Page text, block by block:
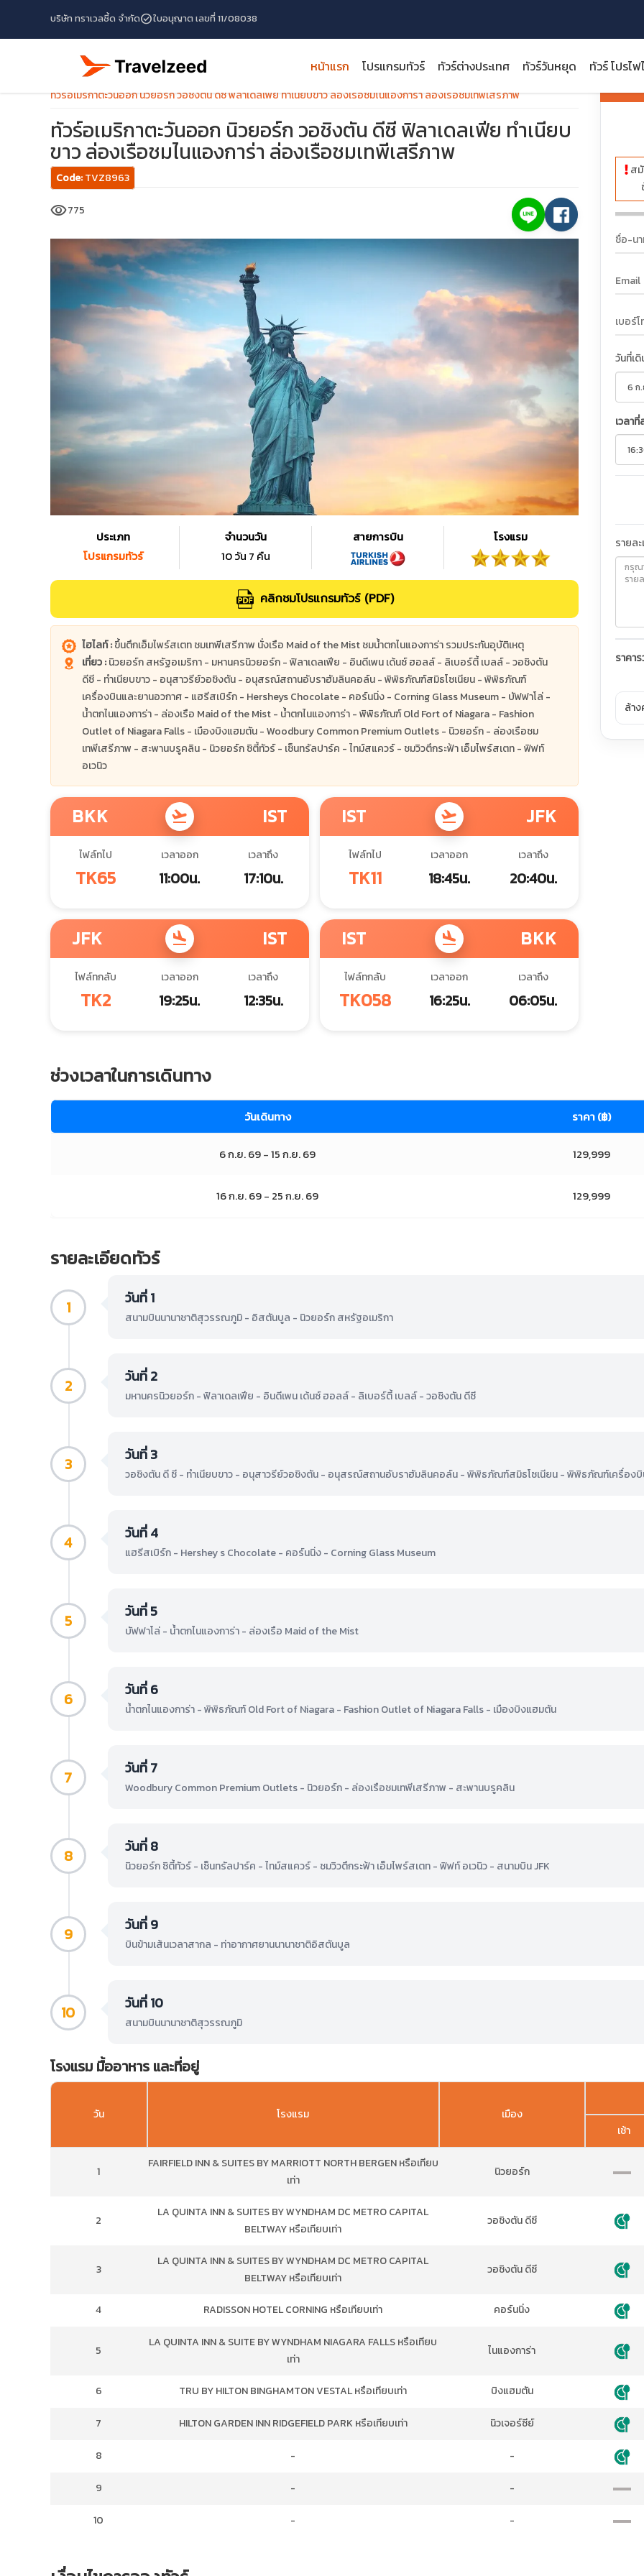
บริษัท ทราเวลซี้ด จำกัดcheck_circleใบอนุญาต เลขที่ 11/08038
หน้าแรก โปรแกรมทัวร์ ทัวร์ต่างประเทศ ทัวร์วันหยุด ทัวร์ โปรไ
หน้าแรก โปรแกรมทัวร์
ทัวร์สหรัฐอเมริกา
ทัวร์อเมริกาตะวันออก นิวยอร์ก วอชิงตัน ดีซี ฟิลาเดลเฟีย ทำเนียบขาว ล่องเรือชมไนแองการ่า ล่องเรือชมเทพีเสรีภาพ
ทัวร์อเมริกาตะวันออก นิวยอร์ก วอชิงตัน ดีซี ฟิลาเดลเฟีย ทำเนียบ
ขาว ล่องเรือชมไนแองการ่า ล่องเรือชมเทพีเสรีภาพ
Code:TVZ8963
visibility775
ประเภท
โปรแกรมทัวร์
จำนวนวัน
10 วัน 7 คืน
สายการบิน โรงแรม
คลิกชมโปรแกรมทัวร์ (PDF)
ไฮไลท์ :ขึ้นตึกเอ็มไพร์สเตท ชมเทพีเสรีภาพ นั่งเรือ Maid of the Mist ชมน้ำตกไนแองการ่า รวมประกันอุบัติเหตุ
เที่ยว :นิวยอร์ก สหรัฐอเมริกา - มหานครนิวยอร์ก - ฟิลาเดลเฟีย - อินดีเพน เด้นซ์ ฮอลล์ - ลิเบอร์ตี้ เบลล์ - วอชิงตัน
ดีซี - ทำเนียบขาว - อนุสาวรีย์วอชิงตัน - อนุสรณ์สถานอับราฮัมลินคอล์น - พิพิธภัณฑ์สมิธโซเนียน - พิพิธภัณฑ์
เครื่องบินและยานอวกาศ - แฮรีสเบิร์ก - Hersheys Chocolate - คอร์นนิ่ง - Corning Glass Museum - บัฟฟาโล่ -
น้ำตกไนแองการ่า - ล่องเรือ Maid of the Mist - น้ำตกไนแองการ่า - พิพิธภัณฑ์ Old Fort of Niagara - Fashion
Outlet of Niagara Falls - เมืองบิงแฮมตัน - Woodbury Common Premium Outlets - นิวยอร์ก - ล่องเรือชม
เทพีเสรีภาพ - สะพานบรูคลิน - นิวยอร์ก ซิตี้ทัวร์ - เซ็นทรัลปาร์ค - ไทม์สแควร์ - ชมวิวตึกระฟ้า เอ็มไพร์สเตท - ฟิฟท์
อเวนิว
BKK flight_takeoff IST
ไฟล์ทไป
TK65
เวลาออก
11:00น.
เวลาถึง
17:10น.
IST flight_takeoff JFK
ไฟล์ทไป
TK11
เวลาออก
18:45น.
เวลาถึง
20:40น.
JFK flight_land IST
ไฟล์ทกลับ
TK2
เวลาออก
19:25น.
เวลาถึง
12:35น.
IST flight_land BKK
ไฟล์ทกลับ
TK058
เวลาออก
16:25น.
เวลาถึง
06:05น.
ส
วันที่เ
เวลา
รายล
ราคา
ล้าง
ช่วงเวลาในการเดินทาง
วันเดินทาง ราคา (฿)
6 ก.ย. 69 - 15 ก.ย. 69 129,999
16 ก.ย. 69 - 25 ก.ย. 69 129,999
รายละเอียดทัวร์
1 วันที่ 1
สนามบินนานาชาติสุวรรณภูมิ - อิสตันบูล - นิวยอร์ก สหรัฐอเมริกา
2 วันที่ 2
มหานครนิวยอร์ก - ฟิลาเดลเฟีย - อินดีเพน เด้นซ์ ฮอลล์ - ลิเบอร์ตี้ เบลล์ - วอชิงตัน ดีซี
3 วันที่ 3
วอชิงตัน ดี ซี - ทำเนียบขาว - อนุสาวรีย์วอชิงตัน - อนุสรณ์สถานอับราฮัมลินคอล์น - พิพิธภัณฑ์สมิธโซเนียน - พิพิธภัณฑ์เครื่องบิ
4 วันที่ 4
แฮรีสเบิร์ก - Hershey s Chocolate - คอร์นนิ่ง - Corning Glass Museum
5 วันที่ 5
บัฟฟาโล่ - น้ำตกไนแองการ่า - ล่องเรือ Maid of the Mist
6 วันที่ 6
น้ำตกไนแองการ่า - พิพิธภัณฑ์ Old Fort of Niagara - Fashion Outlet of Niagara Falls - เมืองบิงแฮมตัน
7 วันที่ 7
Woodbury Common Premium Outlets - นิวยอร์ก - ล่องเรือชมเทพีเสรีภาพ - สะพานบรูคลิน
8 วันที่ 8
นิวยอร์ก ซิตี้ทัวร์ - เซ็นทรัลปาร์ค - ไทม์สแควร์ - ชมวิวตึกระฟ้า เอ็มไพร์สเตท - ฟิฟท์ อเวนิว - สนามบิน JFK
9 วันที่ 9
บินข้ามเส้นเวลาสากล - ท่าอากาศยานนานาชาติอิสตันบูล
10 วันที่ 10
สนามบินนานาชาติสุวรรณภูมิ
โรงแรม มื้ออาหาร และที่อยู่
วัน โรงแรม
เมือง
เช้า
1
FAIRFIELD INN & SUITES BY MARRIOTT NORTH BERGEN หรือเทียบ
เท่า
นิวยอร์ก
2
LA QUINTA INN & SUITES BY WYNDHAM DC METRO CAPITAL
BELTWAY หรือเทียบเท่า
วอชิงตัน ดีซี
3
LA QUINTA INN & SUITES BY WYNDHAM DC METRO CAPITAL
BELTWAY หรือเทียบเท่า
วอชิงตัน ดีซี
4 RADISSON HOTEL CORNING หรือเทียบเท่า คอร์นนิ่ง
5
LA QUINTA INN & SUITE BY WYNDHAM NIAGARA FALLS หรือเทียบ
เท่า
ไนแองการ่า
6 TRU BY HILTON BINGHAMTON VESTAL หรือเทียบเท่า บิงแฮมตัน
7 HILTON GARDEN INN RIDGEFIELD PARK หรือเทียบเท่า นิวเจอร์ซีย์
8 - -
9 - -
10 - -